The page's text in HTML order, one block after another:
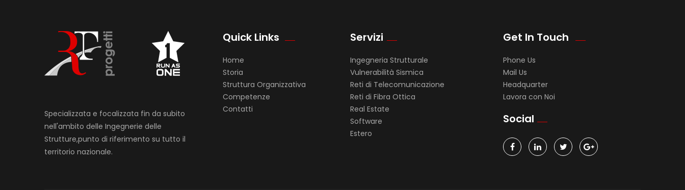
Specializzata e focalizzata fin da subito
nell'ambito delle Ingegnerie delle
Strutture,punto di riferimento su tutto il
territorio nazionale.
Quick Links
Home
Storia
Struttura Organizzativa
Competenze
Contatti
Servizi
Ingegneria Strutturale
Vulnerabilità Sismica
Reti di Telecomunicazione
Reti di Fibra Ottica
Real Estate
Software
Estero
Get In Touch
Phone Us
Mail Us
Headquarter
Lavora con Noi
Social